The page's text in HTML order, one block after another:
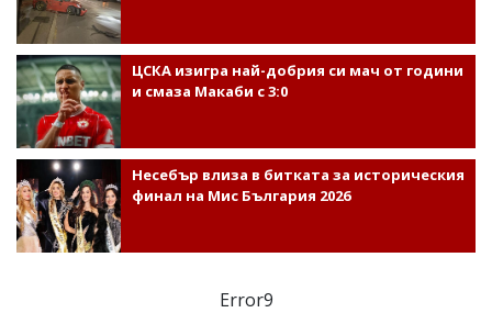
ЦСКА изигра най-добрия си мач от години
и смаза Макаби с 3:0
Несебър влиза в битката за историческия
финал на Мис България 2026
Error9